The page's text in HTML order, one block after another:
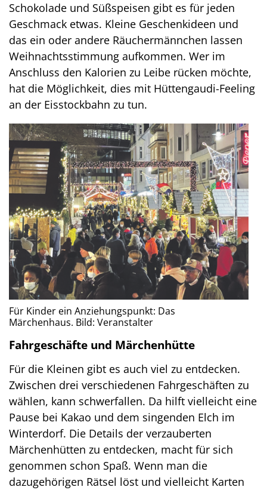
Schokolade und Süßspeisen gibt es für jeden
Geschmack etwas. Kleine Geschenkideen und
das ein oder andere Räuchermännchen lassen
Weihnachtsstimmung aufkommen. Wer im
Anschluss den Kalorien zu Leibe rücken möchte,
hat die Möglichkeit, dies mit Hüttengaudi-Feeling
an der Eisstockbahn zu tun.
Für Kinder ein Anziehungspunkt: Das
Märchenhaus. Bild: Veranstalter
Fahrgeschäfte und Märchenhütte
Für die Kleinen gibt es auch viel zu entdecken.
Zwischen drei verschiedenen Fahrgeschäften zu
wählen, kann schwerfallen. Da hilft vielleicht eine
Pause bei Kakao und dem singenden Elch im
Winterdorf. Die Details der verzauberten
Märchenhütten zu entdecken, macht für sich
genommen schon Spaß. Wenn man die
dazugehörigen Rätsel löst und vielleicht Karten